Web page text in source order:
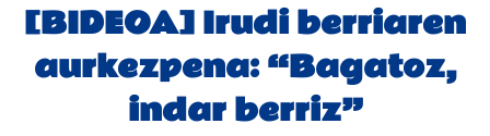
[BIDEOA] Irudi berriaren
aurkezpena: “Bagatoz,
indar berriz”